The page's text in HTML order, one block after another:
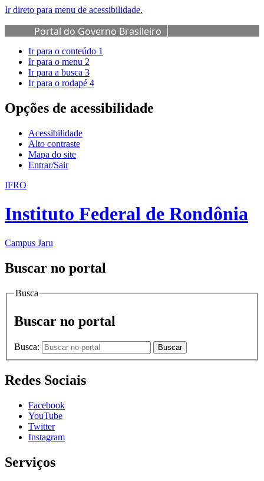
Ir direto para menu de acessibilidade.
Portal do Governo Brasileiro
Ir para o conteúdo 1
Ir para o menu 2
Ir para a busca 3
Ir para o rodapé 4
Opções de acessibilidade
Acessibilidade
Alto contraste
Mapa do site
Entrar/Sair
IFRO
Instituto Federal de Rondônia
Campus Jaru
Buscar no portal
Busca
Buscar no portal
Busca: Buscar
Redes Sociais
Facebook
YouTube
Twitter
Instagram
Serviços